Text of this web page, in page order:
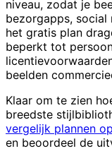
niveau, zodat je
bezorgapps,
het gratis plan
beperkt tot
beelden
Klaar om te zien
breedste
vergelijk plannen
en beoordeel de